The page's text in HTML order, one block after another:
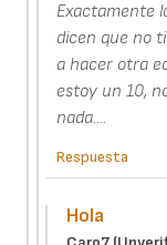
Exactamente
dicen que no
a hacer otra
estoy un 10,
nada....
Respuesta
Hola